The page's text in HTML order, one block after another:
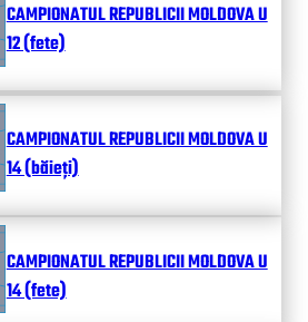
CAMPIONATUL REPUBLICII MOLDOVA U
12 (fete)
CAMPIONATUL REPUBLICII MOLDOVA U
14 (băieți)
CAMPIONATUL REPUBLICII MOLDOVA U
14 (fete)